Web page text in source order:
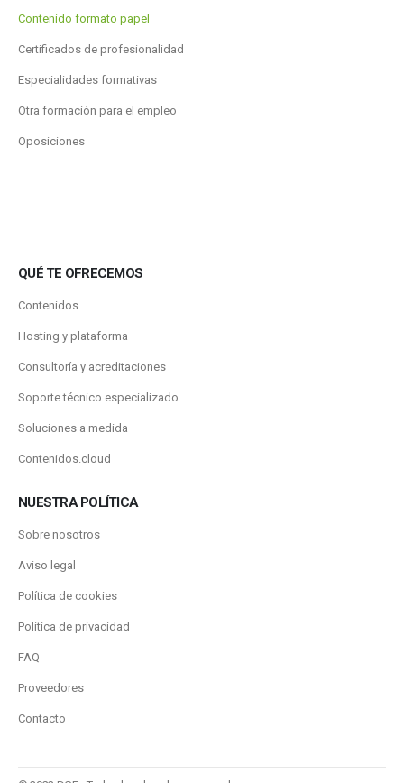
Contenido formato papel
Certificados de profesionalidad
Especialidades formativas
Otra formación para el empleo
Oposiciones
QUÉ TE OFRECEMOS
Contenidos
Hosting y plataforma
Consultoría y acreditaciones
Soporte técnico especializado
Soluciones a medida
Contenidos.cloud
NUESTRA POLÍTICA
Sobre nosotros
Aviso legal
Política de cookies
Politica de privacidad
FAQ
Proveedores
Contacto